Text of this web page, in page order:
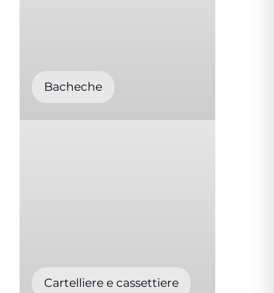
Bacheche
Cartelliere e cassettiere